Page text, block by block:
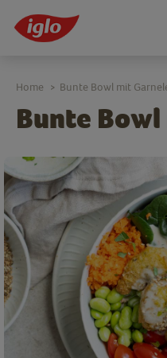
Bunte
Home > Bunte Bowl mit